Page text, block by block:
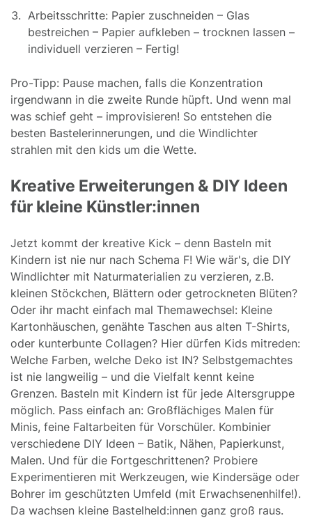
Arbeitsschritte: Papier zuschneiden – Glas
bestreichen – Papier aufkleben – trocknen lassen –
individuell verzieren – Fertig!
Pro-Tipp: Pause machen, falls die Konzentration
irgendwann in die zweite Runde hüpft. Und wenn mal
was schief geht – improvisieren! So entstehen die
besten Bastelerinnerungen, und die Windlichter
strahlen mit den kids um die Wette.
Kreative Erweiterungen & DIY Ideen
für kleine Künstler:innen
Jetzt kommt der kreative Kick – denn Basteln mit
Kindern ist nie nur nach Schema F! Wie wär's, die DIY
Windlichter mit Naturmaterialien zu verzieren, z.B.
kleinen Stöckchen, Blättern oder getrockneten Blüten?
Oder ihr macht einfach mal Themawechsel: Kleine
Kartonhäuschen, genähte Taschen aus alten T-Shirts,
oder kunterbunte Collagen? Hier dürfen Kids mitreden:
Welche Farben, welche Deko ist IN? Selbstgemachtes
ist nie langweilig – und die Vielfalt kennt keine
Grenzen. Basteln mit Kindern ist für jede Altersgruppe
möglich. Pass einfach an: Großflächiges Malen für
Minis, feine Faltarbeiten für Vorschüler. Kombinier
verschiedene DIY Ideen – Batik, Nähen, Papierkunst,
Malen. Und für die Fortgeschrittenen? Probiere
Experimentieren mit Werkzeugen, wie Kindersäge oder
Bohrer im geschützten Umfeld (mit Erwachsenenhilfe!).
Da wachsen kleine Bastelheld:innen ganz groß raus.